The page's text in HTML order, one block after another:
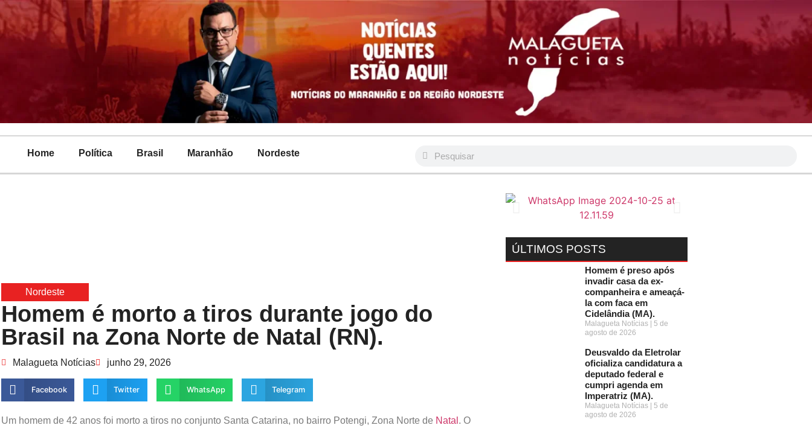
Home Política Brasil Maranhão Nordeste
Nordeste
Homem é morto a tiros durante jogo do
Brasil na Zona Norte de Natal (RN).
Malagueta Notícias junho 29, 2026
Facebook Twitter WhatsApp Telegram
Um homem de 42 anos foi morto a tiros no conjunto Santa Catarina, no bairro Potengi, Zona Norte de Natal . O
ÚLTIMOS POSTS
Homem é preso após
invadir casa da ex-
companheira e ameaçá-
la com faca em
Cidelândia (MA).
Malagueta Notícias
5 de
agosto de 2026
Deusvaldo da Eletrolar
oficializa candidatura a
deputado federal e
cumpri agenda em
Imperatriz (MA).
Malagueta Notícias
5 de
agosto de 2026